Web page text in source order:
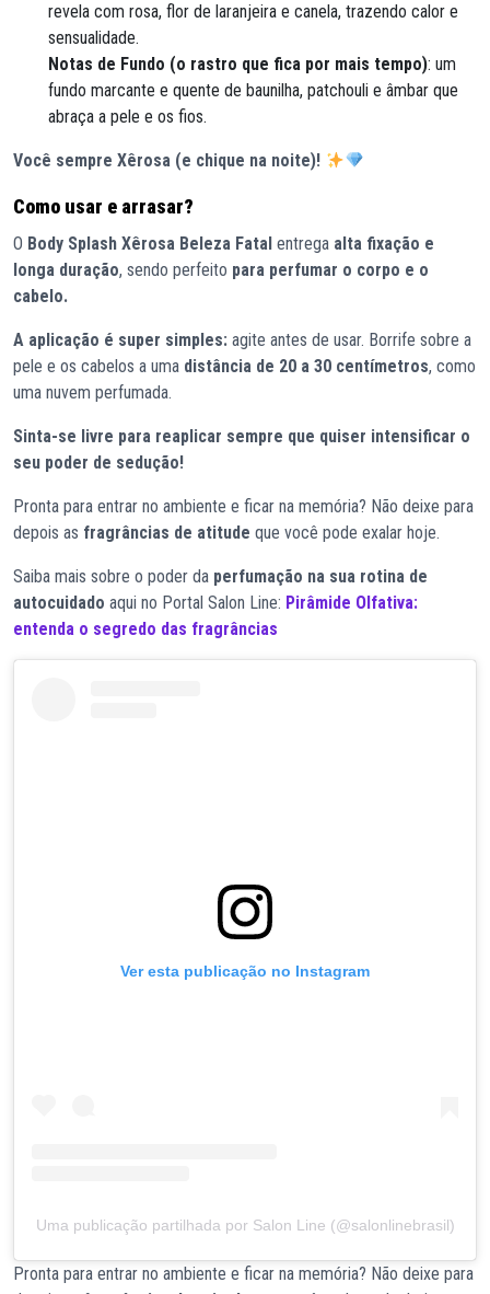
revela com rosa, flor de laranjeira e canela, trazendo calor e
sensualidade.
Notas de Fundo (o rastro que fica por mais tempo): um
fundo marcante e quente de baunilha, patchouli e âmbar que
abraça a pele e os fios.
Você sempre Xêrosa (e chique na noite)!
Como usar e arrasar?
O Body Splash Xêrosa Beleza Fatal entrega alta fixação e
longa duração, sendo perfeito para perfumar o corpo e o
cabelo.
A aplicação é super simples: agite antes de usar. Borrife sobre a
pele e os cabelos a uma distância de 20 a 30 centímetros, como
uma nuvem perfumada.
Sinta-se livre para reaplicar sempre que quiser intensificar o
seu poder de sedução!
Pronta para entrar no ambiente e ficar na memória? Não deixe para
depois as fragrâncias de atitude que você pode exalar hoje.
Saiba mais sobre o poder da perfumação na sua rotina de
autocuidado aqui no Portal Salon Line: Pirâmide Olfativa:
entenda o segredo das fragrâncias
Ver esta publicação no Instagram
Uma publicação partilhada por Salon Line (@salonlinebrasil)
Pronta para entrar no ambiente e ficar na memória? Não deixe para